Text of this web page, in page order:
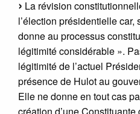
La révision
l’élection présidentielle
donne au processus
légitimité considérable ».
légitimité de l’actuel
présence de Hulot au
Elle ne donne en tout cas
création d’une Constituante